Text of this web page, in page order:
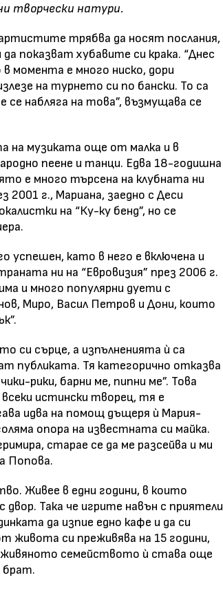
творчески натури.
трябва да носят послания,
показват хубавите си крака. “Днес
момента е много ниско, дори
на турнето си по бански. То са
набляга на това”, възмущава се
на музиката още от малка и в
пеене и танци. Едва 18-годишна
е много търсена на клубната ни
2001 г., Мариана, заедно с Деси
на “Ку-ку бенд”, но се
успешен, като в него е включена и
ни на “Евровизия” през 2006 г.
и много популярни дуети с
Миро, Васил Петров и Дони, които
си сърце, а изпълненията ѝ са
публиката. Тя категорично отказва
рики, барни ме, пипни ме”. Това
истински творец, тя е
идва на помощ дъщеря ѝ Мария-
опора на известната си майка.
старае се да ме разсейва и ми
Попова.
Живее в едни години, в които
Така че игрите навън с приятели
да изпие едно кафе и да си
живота си преживява на 15 години,
семейството ѝ става още
брат.